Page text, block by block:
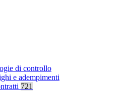
di controllo
e adempimenti
721